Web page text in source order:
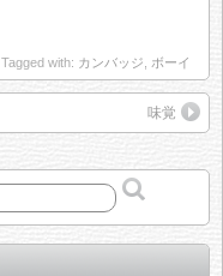
Tagged with: カンバッジ ボーイ
味覚